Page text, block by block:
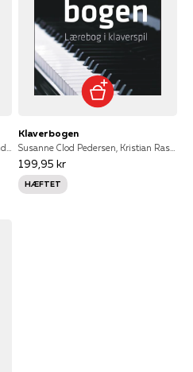
Klaverbogen
199,95 kr
HÆFTET